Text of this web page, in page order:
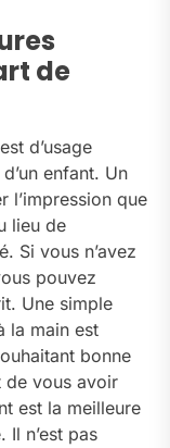
de
d’usage
enfant. Un
l’impression que
lieu de
Si vous n’avez
pouvez
Une simple
la main est
bonne
de vous avoir
est la meilleure
n’est pas